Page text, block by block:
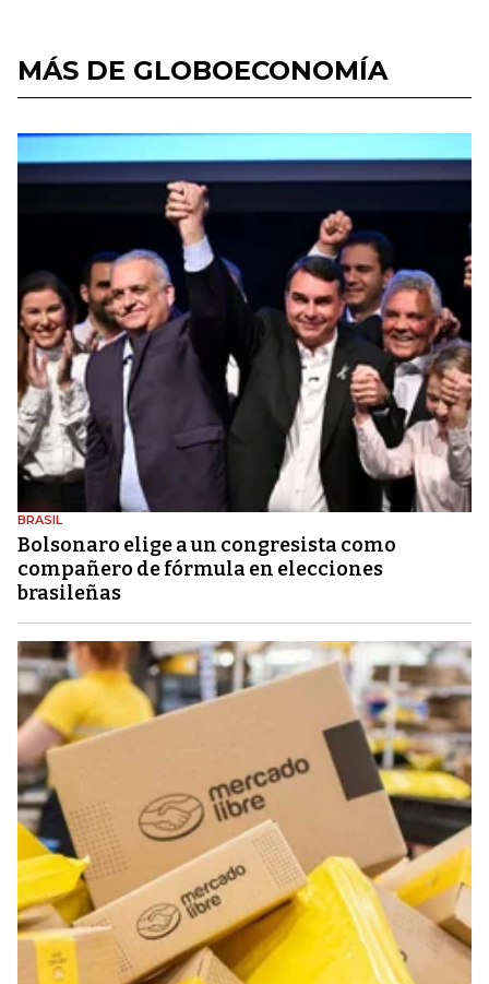
MÁS DE GLOBOECONOMÍA
BRASIL
Bolsonaro elige a un congresista como
compañero de fórmula en elecciones
brasileñas